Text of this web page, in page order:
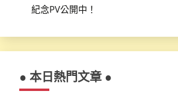
紀念PV公開中！
● 本日熱門文章 ●